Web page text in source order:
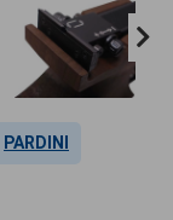
PARDINI